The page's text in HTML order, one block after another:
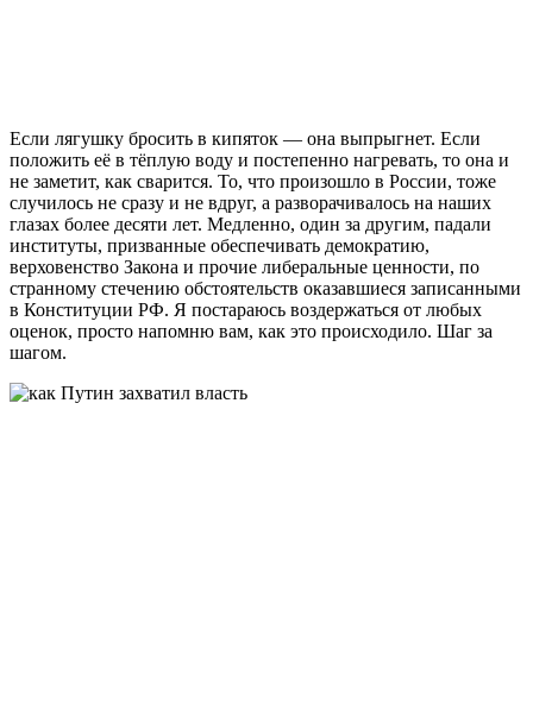
Если лягушку бросить в кипяток — она выпрыгнет. Если
положить её в тёплую воду и постепенно нагревать, то она и
не заметит, как сварится. То, что произошло в России, тоже
случилось не сразу и не вдруг, а разворачивалось на наших
глазах более десяти лет. Медленно, один за другим, падали
институты, призванные обеспечивать демократию,
верховенство Закона и прочие либеральные ценности, по
странному стечению обстоятельств оказавшиеся записанными
в Конституции РФ. Я постараюсь воздержаться от любых
оценок, просто напомню вам, как это происходило. Шаг за
шагом.